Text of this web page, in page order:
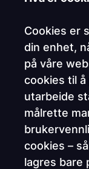
Cookies er
din enhet,
på våre
cookies til
utarbeide
målrette
cookies –
lagres bare